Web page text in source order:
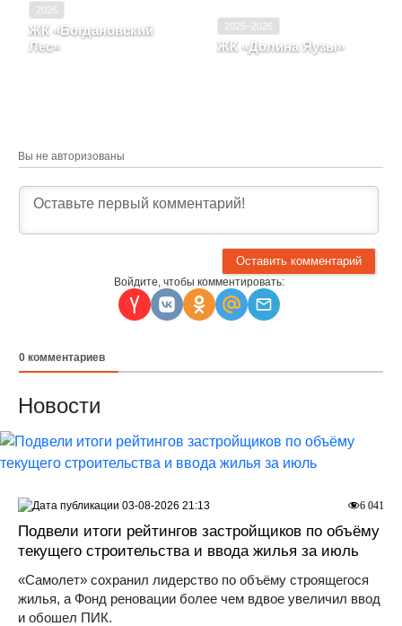
2026
ЖК «Богдановский
Лес»
2025–2026
ЖК «Долина Яузы»
Вы не авторизованы
Войдите, чтобы комментировать:
0 комментариев
Новости
Подвели итоги рейтингов застройщиков по объёму
текущего строительства и ввода жилья за июль
«Самолет» сохранил лидерство по объёму строящегося
жилья, а Фонд реновации более чем вдвое увеличил ввод
и обошел ПИК.
6 041
03-08-2026 21:13